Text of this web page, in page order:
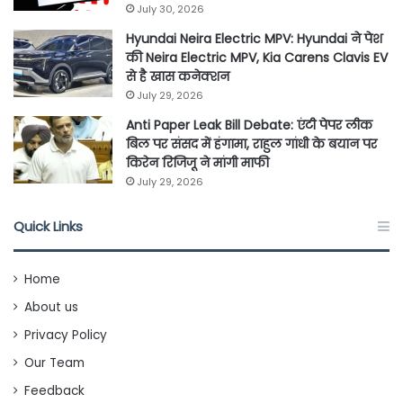
July 30, 2026
Hyundai Neira Electric MPV: Hyundai ने पेश
की Neira Electric MPV, Kia Carens Clavis EV
से है खास कनेक्शन
July 29, 2026
Anti Paper Leak Bill Debate: एंटी पेपर लीक
बिल पर संसद में हंगामा, राहुल गांधी के बयान पर
किरेन रिजिजू ने मांगी माफी
July 29, 2026
Quick Links
Home
About us
Privacy Policy
Our Team
Feedback